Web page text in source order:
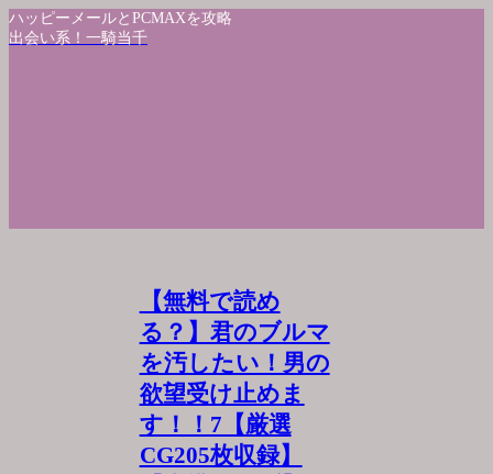
ハッピーメールとPCMAXを攻略
出会い系！一騎当千
【無料で読め
る？】君のブルマ
を汚したい！男の
欲望受け止めま
す！！7【厳選
CG205枚収録】